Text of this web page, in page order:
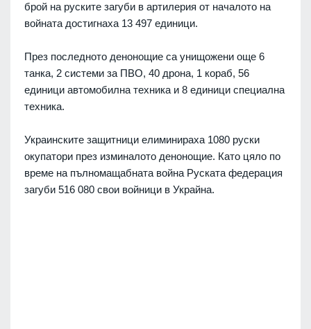
брой на руските загуби в артилерия от началото на
войната достигнаха 13 497 единици.
През последното денонощие са унищожени още 6
танка, 2 системи за ПВО, 40 дрона, 1 кораб, 56
единици автомобилна техника и 8 единици специална
техника.
Украинските защитници елиминираха 1080 руски
окупатори през изминалото денонощие. Като цяло по
време на пълномащабната война Руската федерация
загуби 516 080 свои войници в Украйна.